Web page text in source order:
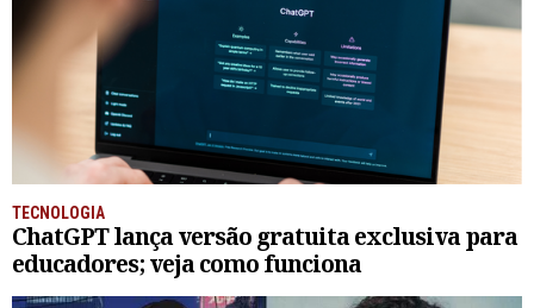
TECNOLOGIA
ChatGPT lança versão gratuita exclusiva para
educadores; veja como funciona